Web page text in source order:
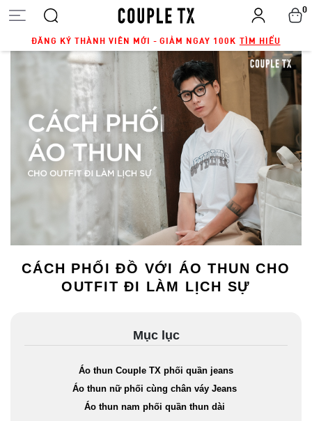
ĐĂNG KÝ THÀNH VIÊN MỚI - GIẢM NGAY 100K TÌM HIỂU
0
CÁCH PHỐI ĐỒ VỚI ÁO THUN CHO
OUTFIT ĐI LÀM LỊCH SỰ
Mục lục
Áo thun Couple TX phối quần jeans
Áo thun nữ phối cùng chân váy Jeans
Áo thun nam phối quần thun dài